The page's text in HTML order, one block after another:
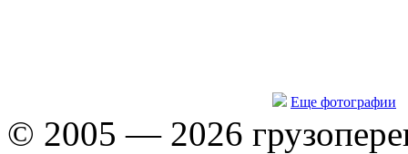
Еще фотографии
© 2005 — 2026